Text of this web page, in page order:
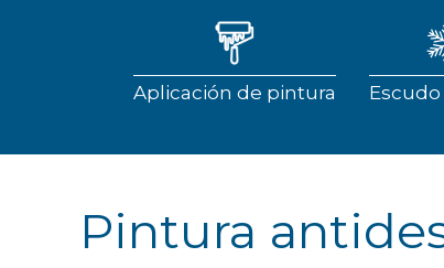
Aplicación de pintura
Pintura